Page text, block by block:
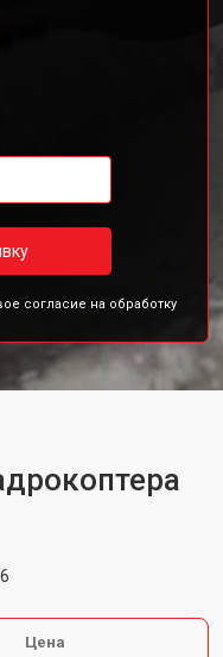
согласие на обработку
Цена